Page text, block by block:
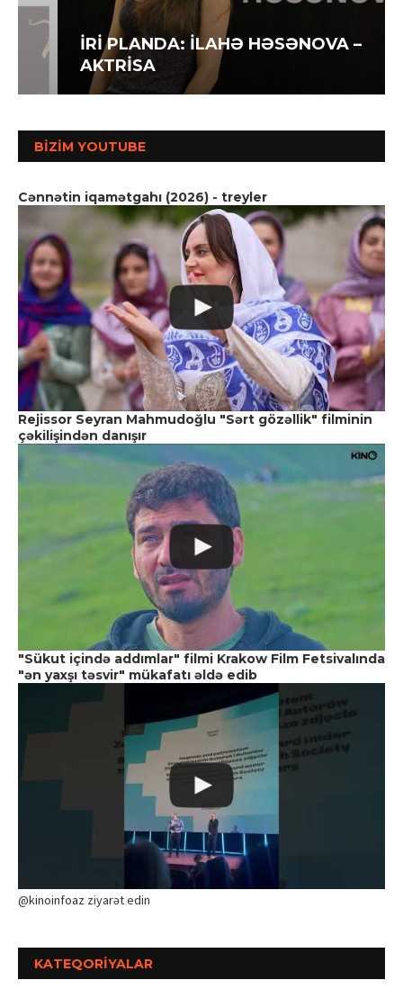
İRİ PLANDA: İLAHƏ HƏSƏNOVA –
AKTRİSA
BIZIM YOUTUBE
Cənnətin iqamətgahı (2026) - treyler
Rejissor Seyran Mahmudoğlu "Sərt gözəllik" filminin
çəkilişindən danışır
"Sükut içində addımlar" filmi Krakow Film Fetsivalında
"ən yaxşı təsvir" mükafatı əldə edib
@kinoinfoaz ziyarət edin
KATEQORIYALAR